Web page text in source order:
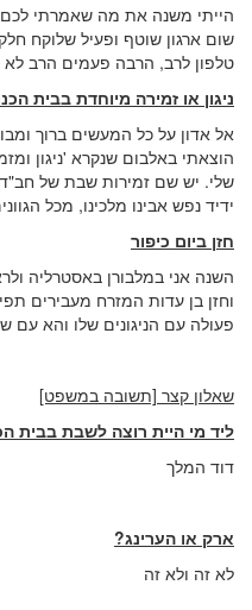
הייתי משנה את מה שאמרתי לכם
שום ארגון שוטף ופעיל שלוקח
טלפון לרב, הרבה פעמים הרב לא
ניגון או זמירה מיוחדת בבית
אל אדון על כל המעשים ברוך
הוצאתי באלבום שנקרא 'ניגון
שלי. יש שם זמירות שבת של
ידיד נפש אבינו מלכינו, מכל
חזן ביום כיפור
השנה אני במלבורן באסטרליה
וחזן בן עדות המזרח מעבירים
פעולה עם הניגונים שלו והא עם
שאלון קצר [תשובה במשפט]
ליד מי היית רוצה לשבת בבית
דוד המלך
ארק או הערינג?
לא זה ולא זה